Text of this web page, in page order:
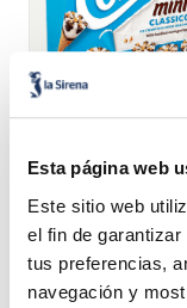
Esta página web
Este sitio web
el fin de
tus preferencias,
navegación y
6+2
4,99 €
COMBINABLE